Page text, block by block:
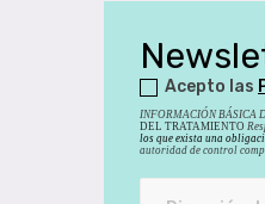
Acepto las
INFORMACIÓN BÁSICA
DEL TRATAMIENTO
los que exista una
autoridad de control